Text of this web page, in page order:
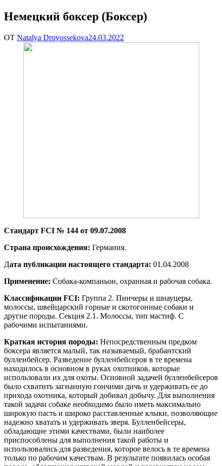
Немецкий боксер (Боксер)
ОТ Natalya Drovossekova24.03.2022
Стандарт FCI № 144 от 09.07.2008
Страна происхождения: Германия.
Дата публикации настоящего стандарта: 01.04.2008
Применение: Собака-компаньон, охранная и рабочая собака.
Классификации FCI: Группа 2. Пинчеры и шнауцеры,
молоссы, швейцарский горные и скотогонные собаки и
другие породы. Секция 2.1. Молоссы, тип мастиф. С
рабочими испытаниями.
Краткая история породы: Непосредственным предком
боксера является малый, так называемый, брабантский
булленбейсер. Разведение булленбейсеров в те времена
находилось в основном в руках охотников, которые
использовали их для охоты. Основной задачей булленбейсеров
было схватить загнанную гончими дичь и удерживать ее до
прихода охотника, который добивал добычу. Для выполнения
такой задачи собаке необходимо было иметь максимально
широкую пасть и широко расставленные клыки, позволяющие
надежно хватать и удерживать зверя. Булленбейсеры,
обладающие этими качествами, были наиболее
приспособлены для выполнения такой работы и
использовались для разведения, которое велось в те времена
только по рабочим качествам. В результате появилась особая